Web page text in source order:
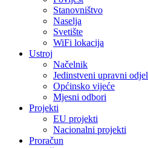
Stanovništvo
Naselja
Svetište
WiFi lokacija
Ustroj
Načelnik
Jedinstveni upravni odjel
Općinsko vijeće
Mjesni odbori
Projekti
EU projekti
Nacionalni projekti
Proračun